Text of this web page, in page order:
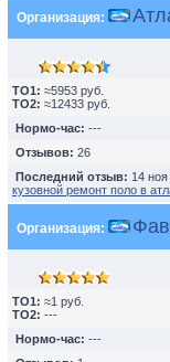
Организация:
TO1: ≈5953 руб.
TO2: ≈12433 руб.
Нормо-час: ---
Отзывов: 26
Последний отзыв: 14
кузовной ремонт поло в
Организация:
TO1: ≈1 руб.
TO2: ---
Нормо-час: ---